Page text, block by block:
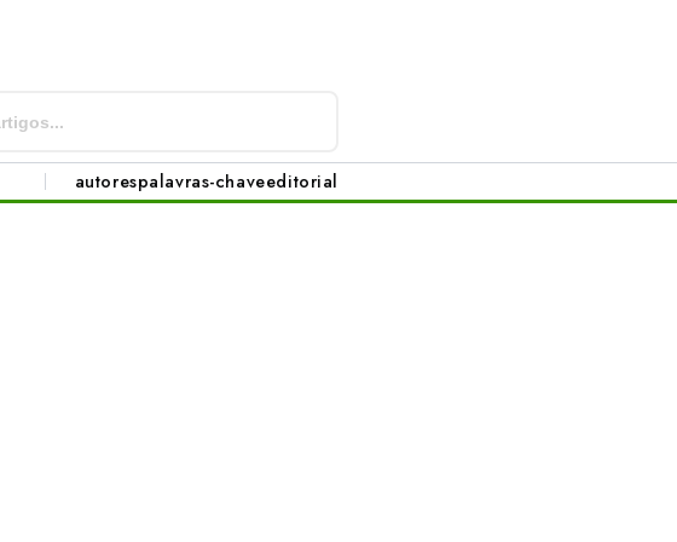
autorespalavras-chaveeditorial